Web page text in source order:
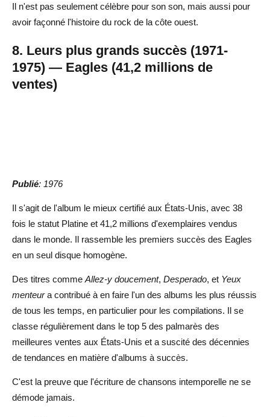
Il n'est pas seulement célèbre pour son son, mais aussi pour
avoir façonné l'histoire du rock de la côte ouest.
8. Leurs plus grands succès (1971-
1975) — Eagles (41,2 millions de
ventes)
Publié: 1976
Il s'agit de l'album le mieux certifié aux États-Unis, avec 38
fois le statut Platine et 41,2 millions d'exemplaires vendus
dans le monde. Il rassemble les premiers succès des Eagles
en un seul disque homogène.
Des titres comme Allez-y doucement, Desperado, et Yeux
menteura contribué à en faire l'un des albums les plus réussis
de tous les temps, en particulier pour les compilations. Il se
classe régulièrement dans le top 5 des palmarès des
meilleures ventes aux États-Unis et a suscité des décennies
de tendances en matière d'albums à succès.
C'est la preuve que l'écriture de chansons intemporelle ne se
démode jamais.